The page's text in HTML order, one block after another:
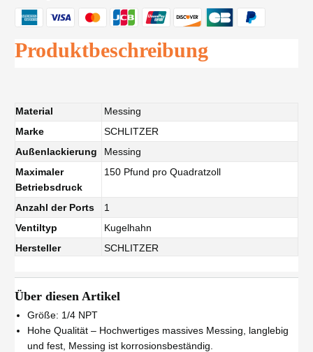
Produktbeschreibung
Material
Messing
Marke
SCHLITZER
Außenlackierung
Messing
Maximaler
Betriebsdruck
150 Pfund pro Quadratzoll
Anzahl der Ports
1
Ventiltyp
Kugelhahn
Hersteller
SCHLITZER
Über diesen Artikel
Größe: 1/4 NPT
Hohe Qualität – Hochwertiges massives Messing, langlebig
und fest, Messing ist korrosionsbeständig.